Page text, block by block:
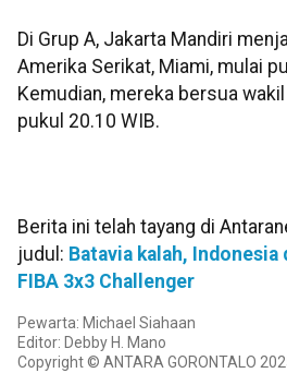
Di Grup A, Jakarta Mandiri
Amerika Serikat, Miami, mulai
Kemudian, mereka bersua
pukul 20.10 WIB.
Berita ini telah tayang di
judul: Batavia kalah,
FIBA 3x3 Challenger
Pewarta: Michael Siahaan
Editor: Debby H. Mano
Copyright © ANTARA GORONTALO